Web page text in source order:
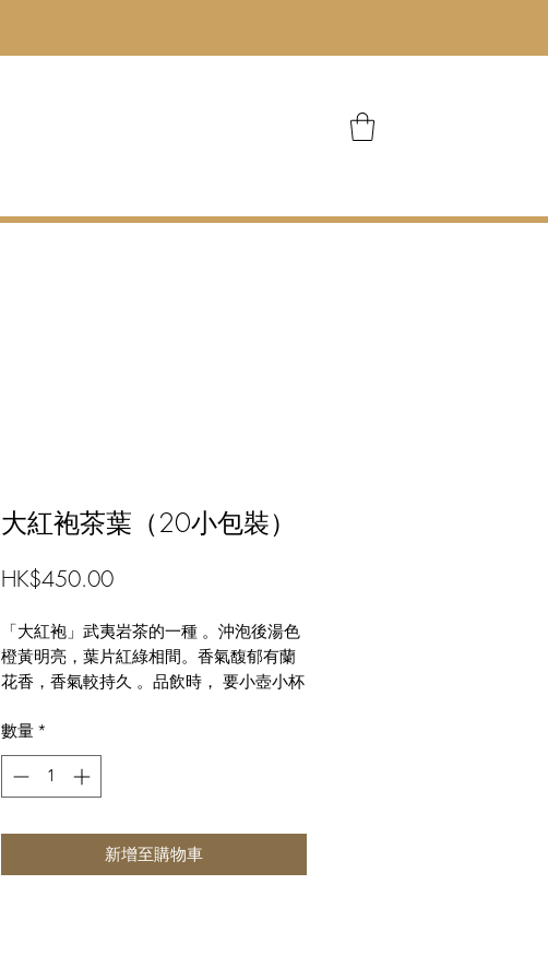
大紅袍茶葉（20小包裝）
HK$450.00價
「大紅袍」武夷岩茶的一種 。沖泡後湯色
橙黃明亮，葉片紅綠相間。香氣馥郁有蘭
花香，香氣較持久 。品飲時， 要小壺小杯
的韻味。
數量 *
新增至購物車